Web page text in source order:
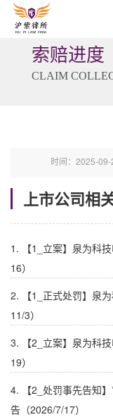
索赔进度
CLAIM
时间：2025-
上市公司相
1. 【1_立案】泉为科
16）
2. 【1_正式处罚】泉
11/3）
3. 【2_立案】泉为科
19）
4. 【2_处罚事先告知
告（2026/7/17）